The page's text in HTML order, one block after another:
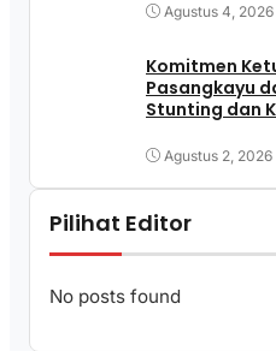
Agustus 4, 2026
Komitmen
Pasangkayu
Stunting dan
Agustus 2, 2026
Pilihat Editor
No posts found